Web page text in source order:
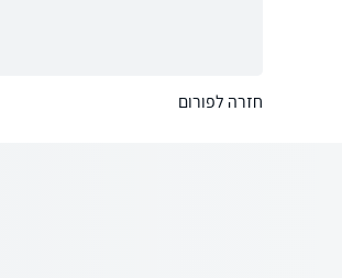
חזרה לפורום